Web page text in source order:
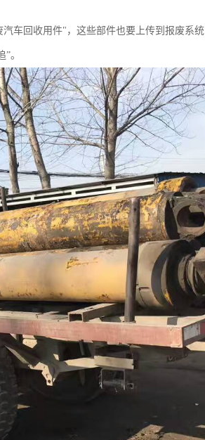
车回收用件"，这些部件也要上传到报废系统
。